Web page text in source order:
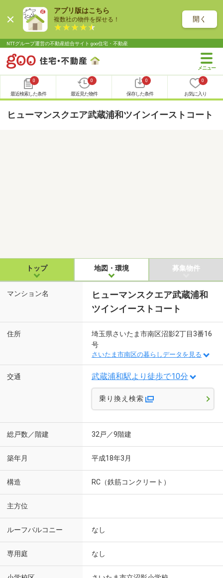
アプリ版はこちら
複数社の物件を探せる！ 開く
NTTグループ運営の不動産総合サイト goo住宅・不動産
0
最近検索した条件
0
最近見た物件
0
保存した条件
0
お気に入り
ヒューマンスクエア武蔵浦和ツインイーストコート
トップ 地図・環境 募集物件
マンション名
ヒューマンスクエア武蔵浦和
ツインイーストコート
住所
埼玉県さいたま市南区沼影2丁目3番16
号
さいたま市南区の暮らしデータを見る
交通 武蔵浦和駅より徒歩で10分
乗り換え検索
総戸数／階建 32戸／9階建
築年月 平成18年3月
構造 RC（鉄筋コンクリート）
主方位
ルーフバルコニー なし
専用庭 なし